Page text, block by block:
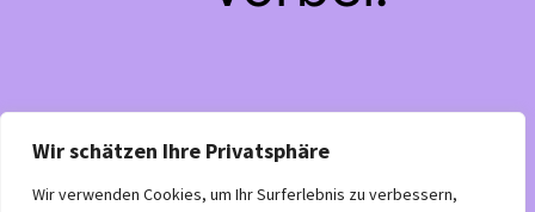
Wir schätzen Ihre Privatsphäre
Wir verwenden Cookies, um Ihr Surferlebnis zu verbessern,